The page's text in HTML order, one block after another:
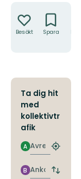
Besökt Spara
Ta dig hit
med
kollektivtr
afik
Avresa
A
Hitta
Ankomst
B
Byt